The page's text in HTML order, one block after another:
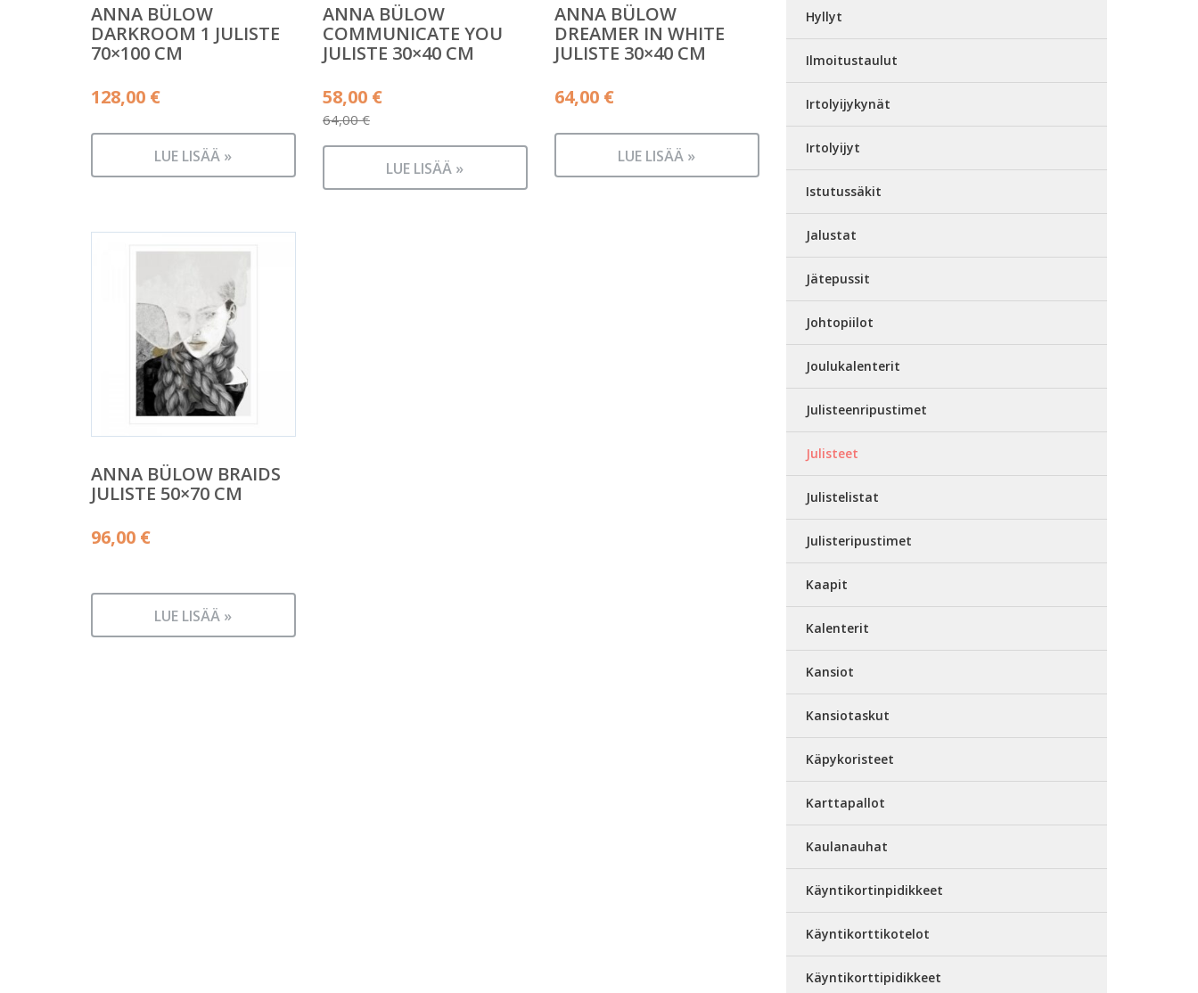
ANNA BÜLOW
DARKROOM 1 JULISTE
70×100 CM
128,00 €
LUE LISÄÄ »
ANNA BÜLOW
COMMUNICATE YOU
JULISTE 30×40 CM
64,00€
Alkuperäinen
hinta
oli:
58,00 €
Nykyinen
on:
LUE LISÄÄ »
ANNA BÜLOW
DREAMER IN WHITE
JULISTE 30×40 CM
64,00 €
LUE LISÄÄ »
ANNA BÜLOW BRAIDS
JULISTE 50×70 CM
96,00 €
LUE LISÄÄ »
Hyllyt
Ilmoitustaulut
Irtolyijykynät
Irtolyijyt
Istutussäkit
Jalustat
Jätepussit
Johtopiilot
Joulukalenterit
Julisteenripustimet
Julisteet
Julistelistat
Julisteripustimet
Kaapit
Kalenterit
Kansiot
Kansiotaskut
Käpykoristeet
Karttapallot
Kaulanauhat
Käyntikortinpidikkeet
Käyntikorttikotelot
Käyntikorttipidikkeet